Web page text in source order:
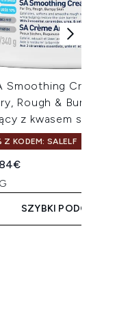
Smoothing Cream
Rough & Bumpy
z kwasem
Z KODEM: SALELF
cena detaliczna:
cena:
SZYBKI PODGLĄD